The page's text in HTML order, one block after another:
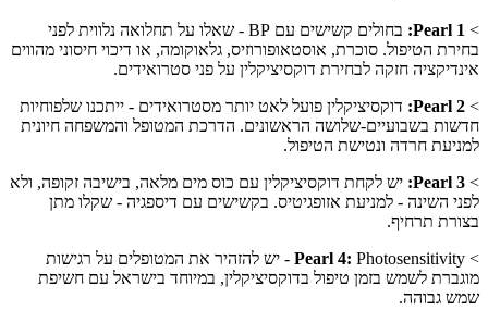
>
Pearl 1:
בחולים קשישים עם BP - שאלו על תחלואה נלווית לפני
בחירת הטיפול. סוכרת, אוסטאופורוזיס, גלאוקומה, או דיכוי חיסוני מהווים
אינדיקציה חזקה לבחירת דוקסיציקלין על פני סטרואידים.
>
Pearl 2: דוקסיציקלין פועל לאט יותר מסטרואידים - ייתכנו שלפוחיות
חדשות בשבועיים-שלושה הראשונים. הדרכת המטופל והמשפחה חיונית
למניעת חרדה ונטישת הטיפול.
>
Pearl 3: יש לקחת דוקסיציקלין עם כוס מים מלאה, בישיבה זקופה, ולא
לפני השינה - למניעת אזופגיטיס. בקשישים עם דיספגיה - שקלו מתן
בצורת תרחיף.
>
Pearl 4: Photosensitivity - יש להזהיר את המטופלים על רגישות
מוגברת לשמש בזמן טיפול בדוקסיציקלין, במיוחד בישראל עם חשיפת
שמש גבוהה.